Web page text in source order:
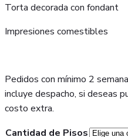
Torta decorada con fondant
Impresiones comestibles
Pedidos con mínimo 2
incluye despacho, si deseas
costo extra.
Cantidad de Pisos